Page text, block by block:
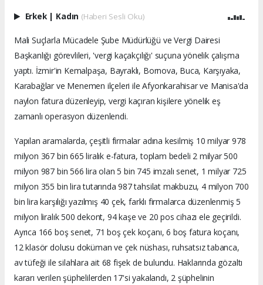
Erkek | Kadın (Haberi Sesli Oku)
Mali Suçlarla Mücadele Şube Müdürlüğü ve Vergi Dairesi
Başkanlığı görevlileri, 'vergi kaçakçılığı' suçuna yönelik çalışma
yaptı. İzmir'in Kemalpaşa, Bayraklı, Bornova, Buca, Karşıyaka,
Karabağlar ve Menemen ilçeleri ile Afyonkarahisar ve Manisa'da
naylon fatura düzenleyip, vergi kaçıran kişilere yönelik eş
zamanlı operasyon düzenlendi.
Yapılan aramalarda, çeşitli firmalar adına kesilmiş 10 milyar 978
milyon 367 bin 665 liralık e-fatura, toplam bedeli 2 milyar 500
milyon 987 bin 566 lira olan 5 bin 745 imzalı senet, 1 milyar 725
milyon 355 bin lira tutarında 987 tahsilat makbuzu, 4 milyon 700
bin lira karşılığı yazılmış 40 çek, farklı firmalarca düzenlenmiş 5
milyon liralık 500 dekont, 94 kaşe ve 20 pos cihazı ele geçirildi.
Ayrıca 166 boş senet, 71 boş çek koçanı, 6 boş fatura koçanı,
12 klasör dolusu doküman ve çek nüshası, ruhsatsız tabanca,
av tüfeği ile silahlara ait 68 fişek de bulundu. Haklarında gözaltı
kararı verilen şüphelilerden 17'si yakalandı, 2 şüphelinin